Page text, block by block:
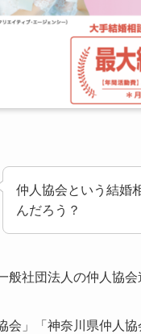
仲人協会という結婚
んだろう？
般社団法人の仲人協
会」「神奈川県仲人